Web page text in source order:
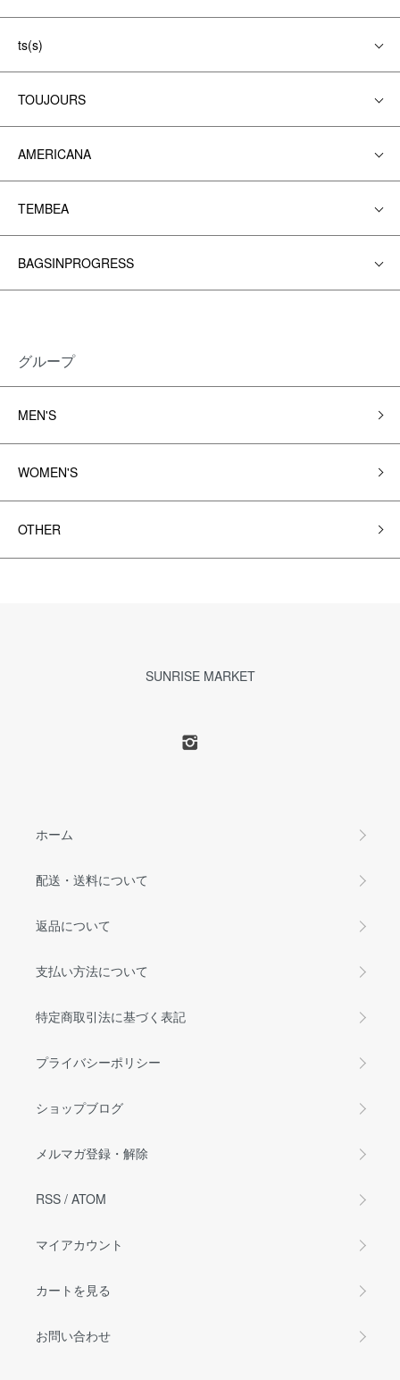
ts(s)
TOUJOURS
AMERICANA
TEMBEA
BAGSINPROGRESS
グループ
MEN'S
WOMEN'S
OTHER
SUNRISE MARKET
ホーム
配送・送料について
返品について
支払い方法について
特定商取引法に基づく表記
プライバシーポリシー
ショップブログ
メルマガ登録・解除
RSS / ATOM
マイアカウント
カートを見る
お問い合わせ